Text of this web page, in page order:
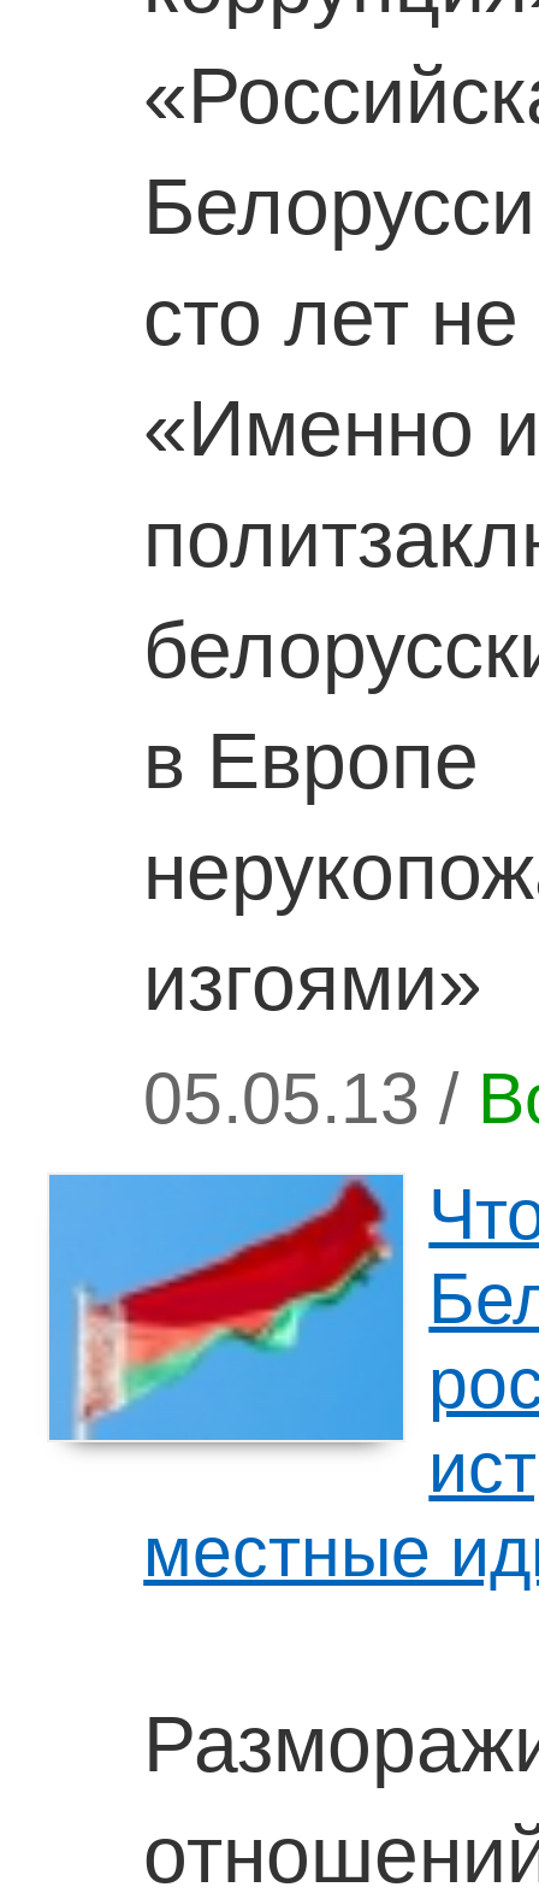
сто лет
«Именно
в Европе
изгоями»
05.05.13 /
местные